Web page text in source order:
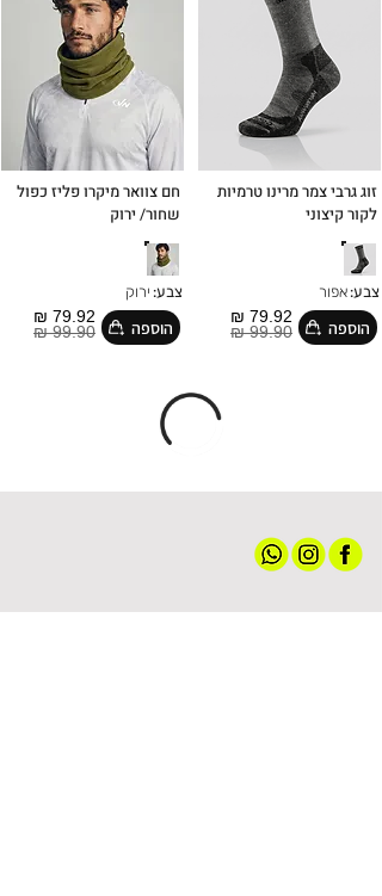
זוג גרבי צמר מרינו טרמיות
לקור קיצוני
79.92 ₪
הוספה
אפור צבע:
99.90 ₪
חם צוואר מיקרו פליז כפול
שחור/ ירוק
79.92 ₪
הוספה
ירוק צבע:
99.90 ₪